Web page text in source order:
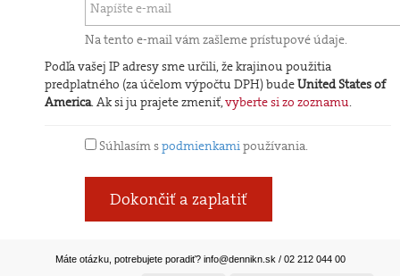
Na tento e-mail vám zašleme prístupové údaje.
Podľa vašej IP adresy sme určili, že krajinou použitia
predplatného (za účelom výpočtu DPH) budeUnited States of
America. Ak si ju prajete zmeniť,vyberte si zo zoznamu.
Súhlasím spodmienkamipoužívania.
Dokončiť a zaplatiť
Máte otázku, potrebujete poradiť? info@dennikn.sk / 02 212 044 00